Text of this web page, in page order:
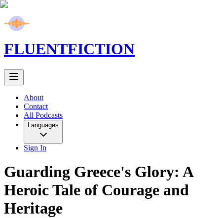
FLUENTFICTION
About
Contact
All Podcasts
Languages
Sign In
Guarding Greece's Glory: A
Heroic Tale of Courage and
Heritage